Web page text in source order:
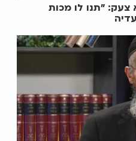
צעק: "תנו לו מכות